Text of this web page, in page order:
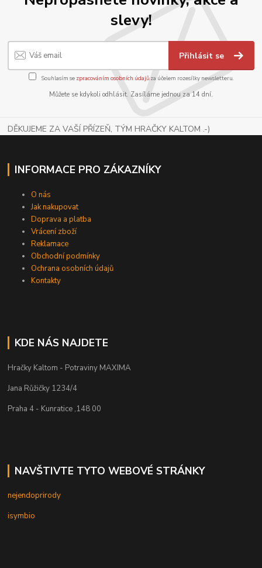
slevy!
Přihlásit se
Souhlasím se zpracováním osobních údajůza účelem rozesílky newsletteru.
Můžete se kdykoli odhlásit. Zasíláme jednou za 14 dní.
DĚKUJEME ZA VAŠÍ PŘÍZEŇ, TÝM HRAČKY KALTOM .-)
INFORMACE PRO ZÁKAZNÍKY
O nás
Jak nakupovat
Doprava a platba
Vrácení zboží
Reklamace
Obchodní podmínky
Ochrana osobních údajů
Kontakty
KDE NÁS NAJDETE
Hračky Kaltom - Potraviny MAXIMA
Jana Růžičky 1234/4
Praha 4 - Kunratice ,148 00
NAVŠTIVTE TYTO WEBOVÉ STRÁNKY
nejendoprirody
isymbio